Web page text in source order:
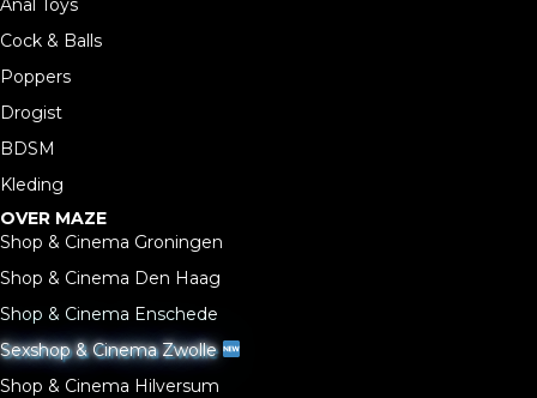
Anal Toys
Cock & Balls
Poppers
Drogist
BDSM
Kleding
OVER MAZE
Shop & Cinema Groningen
Shop & Cinema Den Haag
Shop & Cinema Enschede
Sexshop & Cinema Zwolle
Shop & Cinema Hilversum